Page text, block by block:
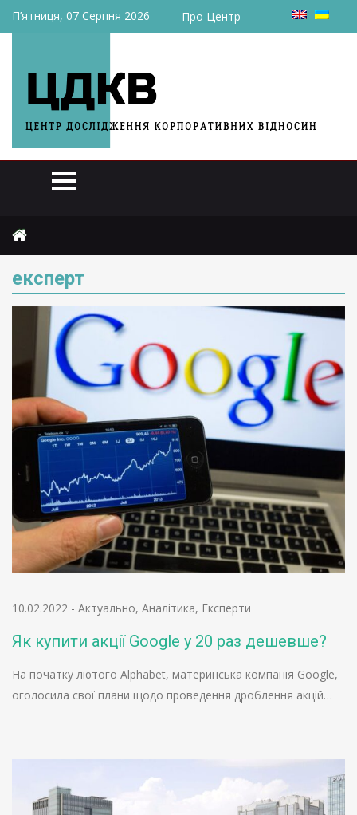
П’ятниця, 07 Серпня 2026 Про Центр
експерт
10.02.2022 - Актуально, Аналітика, Експерти
Як купити акції Google у 20 раз дешевше?
На початку лютого Alphabet, материнська компанія Google,
оголосила свої плани щодо проведення дроблення акцій…